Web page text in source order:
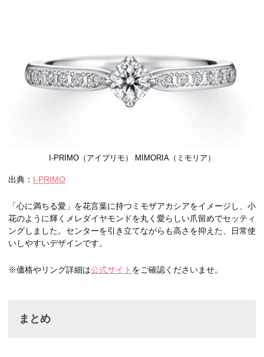
I-PRIMO（アイプリモ） MIMORIA（ミモリア）
出典： I-PRIMO
「心に満ちる愛」を花言葉に持つミモザアカシアをイメージし、小
花のように輝くメレダイヤモンドを丸く愛らしい爪留めでセッティ
ングしました。センターを引き立てながらも高さを抑えた、日常使
いしやすいデザインです。
※価格やリング詳細は公式サイト をご確認くださいませ。
まとめ